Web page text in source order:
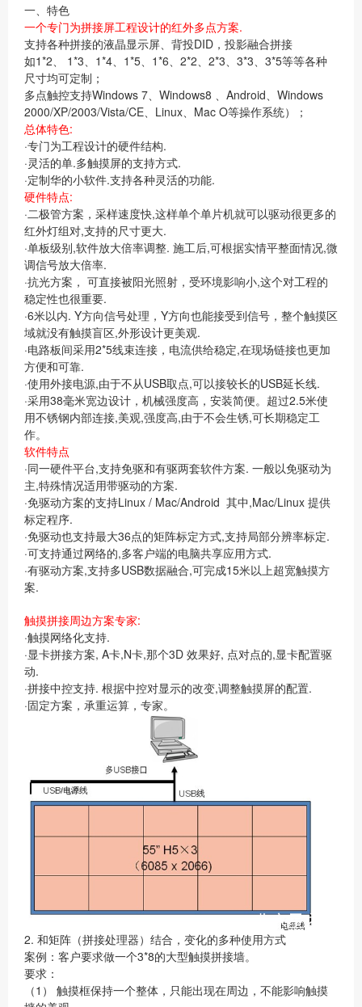
一、特色
一个专门为拼接屏工程设计的红外多点方案.
支持各种拼接的液晶显示屏、背投DID，投影融合拼接
如1*2、 1*3、1*4、1*5、1*6、2*2、2*3、3*3、3*5等等各种
尺寸均可定制；
多点触控支持Windows 7、Windows8 、Android、Windows
2000/XP/2003/Vista/CE、Linux、Mac O等操作系统）；
总体特色:
·专门为工程设计的硬件结构.
·灵活的单.多触摸屏的支持方式.
·定制华的小软件.支持各种灵活的功能.
硬件特点:
·二极管方案，采样速度快,这样单个单片机就可以驱动很更多的
红外灯组对,支持的尺寸更大.
·单板级别,软件放大倍率调整. 施工后,可根据实情平整面情况,微
调信号放大倍率.
·抗光方案， 可直接被阳光照射，受环境影响小,这个对工程的
稳定性也很重要.
·6米以内. Y方向信号处理，Y方向也能接受到信号，整个触摸区
域就没有触摸盲区,外形设计更美观.
·电路板间采用2*5线束连接，电流供给稳定,在现场链接也更加
方便和可靠.
·使用外接电源,由于不从USB取点,可以接较长的USB延长线.
·采用38毫米宽边设计，机械强度高，安装简便。超过2.5米使
用不锈钢内部连接,美观,强度高,由于不会生锈,可长期稳定工
作。
软件特点
·同一硬件平台,支持免驱和有驱两套软件方案. 一般以免驱动为
主,特殊情况适用带驱动的方案.
·免驱动方案的支持Linux / Mac/Android 其中,Mac/Linux 提供
标定程序.
·免驱动也支持最大36点的矩阵标定方式,支持局部分辨率标定.
·可支持通过网络的,多客户端的电脑共享应用方式.
·有驱动方案,支持多USB数据融合,可完成15米以上超宽触摸方
案.
触摸拼接周边方案专家:
·触摸网络化支持.
·显卡拼接方案, A卡,N卡,那个3D 效果好, 点对点的,显卡配置驱
动.
·拼接中控支持. 根据中控对显示的改变,调整触摸屏的配置.
·固定方案，承重运算，专家。
2. 和矩阵（拼接处理器）结合，变化的多种使用方式
案例：客户要求做一个3*8的大型触摸拼接墙。
要求：
（1） 触摸框保持一个整体，只能出现在周边，不能影响触摸